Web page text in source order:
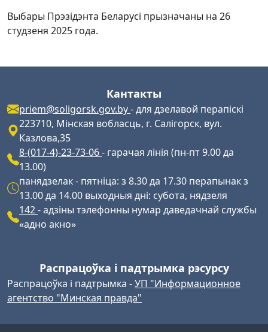
Выбары Прэзідэнта Беларусі прызначаны на 26
студзеня 2025 года.
Кантакты
priem@soligorsk.gov.by- для дзелавой перапіскі
223710, Мінская вобласць, г. Салігорск, вул.
Казлова,35
8-(017-4)-23-73-06- гарачая лінія (пн-пт 9.00 да
13.00)
панядзелак - пятніца: з 8.30 да 17.30 перапынак з
13.00 да 14.00 выходныя дні: субота, нядзеля
142- адзіны тэлефонны нумар даведачнай службы
«адно акно»
Распрацоўка і падтрымка рэсурсу
Распрацоўка і падтрымка -УП "Информационное
агентство "Минская правда"